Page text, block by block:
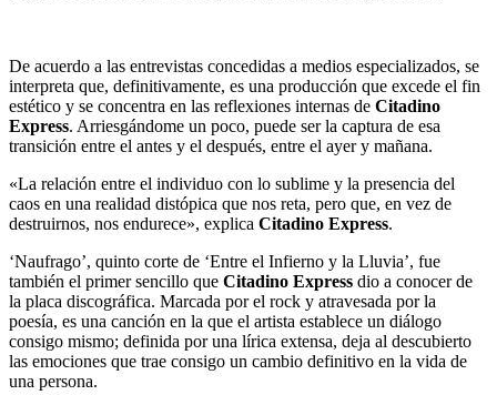
De acuerdo a las entrevistas concedidas a medios especializados, se
interpreta que, definitivamente, es una producción que excede el fin
estético y se concentra en las reflexiones internas de Citadino
Express. Arriesgándome un poco, puede ser la captura de esa
transición entre el antes y el después, entre el ayer y mañana.
«La relación entre el individuo con lo sublime y la presencia del
caos en una realidad distópica que nos reta, pero que, en vez de
destruirnos, nos endurece», explica Citadino Express.
‘Naufrago’, quinto corte de ‘Entre el Infierno y la Lluvia’, fue
también el primer sencillo que Citadino Express dio a conocer de
la placa discográfica. Marcada por el rock y atravesada por la
poesía, es una canción en la que el artista establece un diálogo
consigo mismo; definida por una lírica extensa, deja al descubierto
las emociones que trae consigo un cambio definitivo en la vida de
una persona.